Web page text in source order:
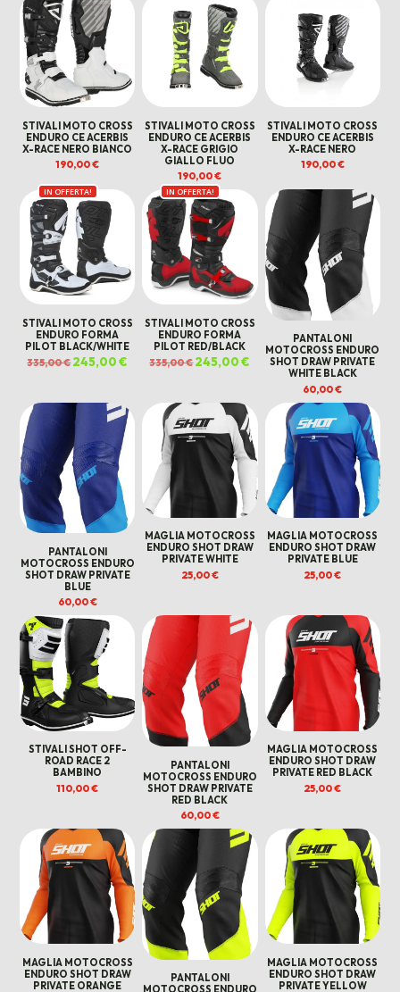
era:
199,00 €.
è:
150,00 €.
STIVALI MOTO CROSS
ENDURO CE ACERBIS
X-RACE NERO BIANCO
190,00€
STIVALI MOTO CROSS
ENDURO CE ACERBIS
X-RACE GRIGIO
GIALLO FLUO
190,00€
STIVALI MOTO CROSS
ENDURO CE ACERBIS
X-RACE NERO
190,00€
IN OFFERTA!
STIVALI MOTO CROSS
ENDURO FORMA
PILOT BLACK/WHITE
335,00€Il
prezzo
245,00€
prezzo
IN OFFERTA!
STIVALI MOTO CROSS
ENDURO FORMA
PILOT RED/BLACK
335,00€Il
prezzo
245,00€
PANTALONI
MOTOCROSS ENDURO
SHOT DRAW PRIVATE
WHITE BLACK
60,00€
PANTALONI
MOTOCROSS ENDURO
SHOT DRAW PRIVATE
BLUE
60,00€
MAGLIA MOTOCROSS
ENDURO SHOT DRAW
PRIVATE WHITE
25,00€
MAGLIA MOTOCROSS
ENDURO SHOT DRAW
PRIVATE BLUE
25,00€
STIVALI SHOT OFF-
ROAD RACE 2
BAMBINO
110,00€
PANTALONI
MOTOCROSS ENDURO
SHOT DRAW PRIVATE
RED BLACK
60,00€
MAGLIA MOTOCROSS
ENDURO SHOT DRAW
PRIVATE RED BLACK
25,00€
MAGLIA MOTOCROSS
ENDURO SHOT DRAW
PRIVATE ORANGE
PANTALONI
MOTOCROSS ENDURO
MAGLIA MOTOCROSS
ENDURO SHOT DRAW
PRIVATE YELLOW